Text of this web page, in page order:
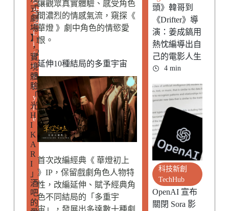
生
活
L
i
f
e
s
t
y
l
e
式
劇
場
】
，
實
境
體
驗
「
光
H
I
K
A
R
I
」
酒
吧
的
2
2
-
1
2
-
1
7
讓觀眾真實體驗、感受角色
間濃烈的情感氣流，窺探《
華燈 》劇中角色的情慾愛
恨。
延伸10種結局的多重宇宙
首次改編經典《 華燈初上
》IP，保留戲劇角色人物特
性，改編延伸、賦予經典角
色不同結局的「多重宇
頭》韓哥到
《Drifter》導
演：姜成鎬用
熱忱編導出自
己的電影人生
4 min
科技新創
TechHub
OpenAI 宣布
關閉 Sora 影